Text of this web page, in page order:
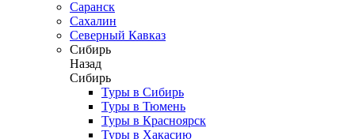
Саранск
Сахалин
Северный Кавказ
Сибирь
Назад
Сибирь
Туры в Сибирь
Туры в Тюмень
Туры в Красноярск
Туры в Хакасию